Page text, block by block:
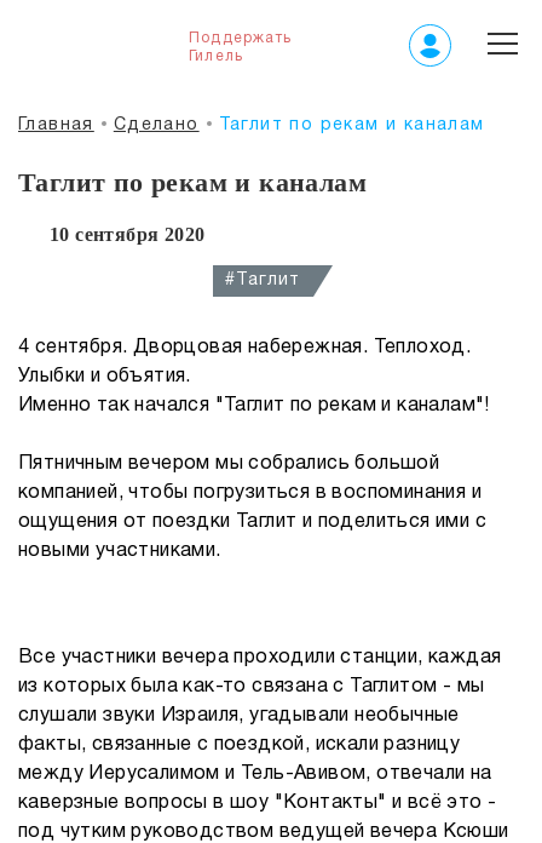
Поддержать
Гилель
Главная Сделано Таглит по рекам и каналам
Таглит по рекам и каналам
10 сентября 2020
#Таглит
4 сентября. Дворцовая набережная. Теплоход.
Улыбки и объятия.
Именно так начался "Таглит по рекам и каналам"!
Пятничным вечером мы собрались большой
компанией, чтобы погрузиться в воспоминания и
ощущения от поездки Таглит и поделиться ими с
новыми участниками.
Все участники вечера проходили станции, каждая
из которых была как-то связана с Таглитом - мы
слушали звуки Израиля, угадывали необычные
факты, связанные с поездкой, искали разницу
между Иерусалимом и Тель-Авивом, отвечали на
каверзные вопросы в шоу "Контакты" и всё это -
под чутким руководством ведущей вечера Ксюши